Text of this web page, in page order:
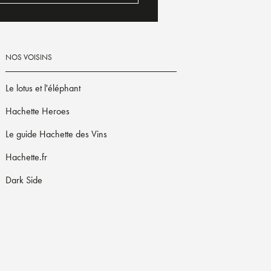
NOS VOISINS
Le lotus et l'éléphant
Hachette Heroes
Le guide Hachette des Vins
Hachette.fr
Dark Side